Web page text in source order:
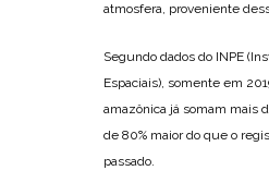
atmosfera, proveniente
Segundo dados do INPE
Espaciais), somente em
amazônica já somam mais
de 80% maior do que o
passado.